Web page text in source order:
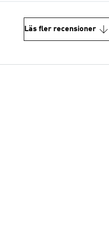
Läs fler recensioner